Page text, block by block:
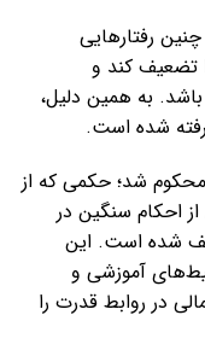
رفتارهایی
تضعیف کند و
به همین دلیل،
شده است.
قطعی محکوم شد؛ حکمی که از
احکام سنگین در
شده است. این
آموزشی و
در روابط قدرت را